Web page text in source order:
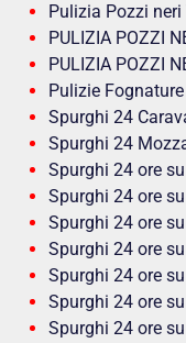
Pulizia Pozzi
PULIZIA POZZI
PULIZIA POZZI
Pulizie
Spurghi 24
Spurghi 24
Spurghi 24 ore
Spurghi 24 ore
Spurghi 24 ore
Spurghi 24 ore
Spurghi 24 ore
Spurghi 24 ore
Spurghi 24 ore